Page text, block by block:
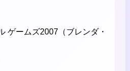
ゲームズ2007（ブレンダ・